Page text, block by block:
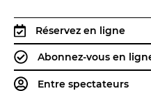
Tarifs,
Brochure interactive
Réservez en ligne
Abonnez-vous en
Entre spectateurs